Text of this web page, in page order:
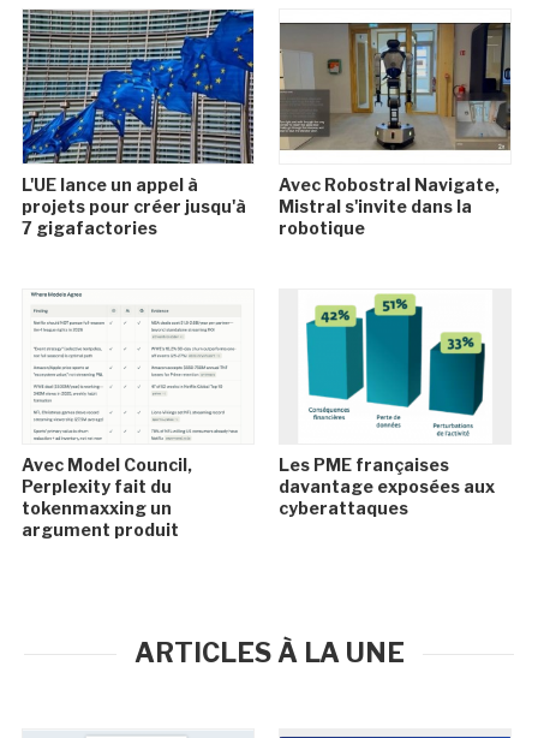
L'UE lance un appel à
projets pour créer jusqu'à
7 gigafactories
Avec Robostral Navigate,
Mistral s'invite dans la
robotique
Avec Model Council,
Perplexity fait du
tokenmaxxing un
argument produit
Les PME françaises
davantage exposées aux
cyberattaques
ARTICLES À LA UNE